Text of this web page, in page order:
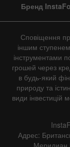
Бренд
Сповіщення
іншим
інструментами
грошей через
в будь-який
природу та
види інвестицій
Адрес:
Меридиан